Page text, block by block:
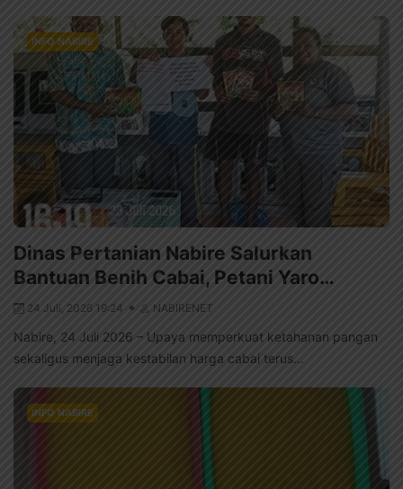
INFO NABIRE
Dinas Pertanian Nabire Salurkan
Bantuan Benih Cabai, Petani Yaro…
24 Juli, 2026 19:24 NABIRENET
Nabire, 24 Juli 2026 – Upaya memperkuat ketahanan pangan
sekaligus menjaga kestabilan harga cabai terus...
INFO NABIRE